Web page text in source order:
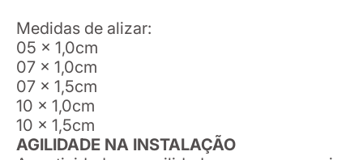
Medidas de alizar:
05 x 1,0cm
07 x 1,0cm
07 x 1,5cm
10 x 1,0cm
10 x 1,5cm
AGILIDADE NA INSTALAÇÃO